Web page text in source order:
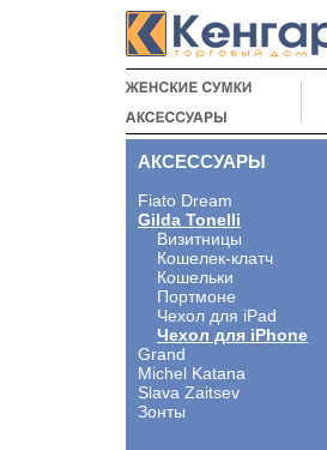
АКСЕСCУАРЫ
Fiato Dream
Gilda Tonelli
Визитницы
Кошелек-клатч
Кошельки
Портмоне
Чехол для iPad
Чехол для iPhone
Grand
Michel Katana
Slava Zaitsev
Зонты